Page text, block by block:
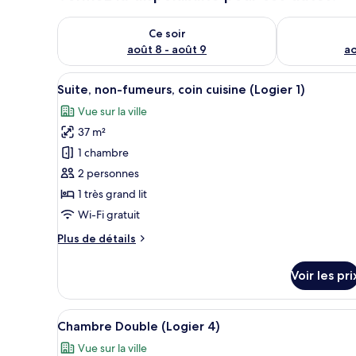
Ce soir
août 8 - août 9
Vérifier la disponibilité pour ce soir août 8 - août 9
Vérifier la
Afficher
toutes
les
photos
pour
ce
type
de
chambre :
Suite,
coin
cuisine
(Logier
Suite, non-fumeurs, coin
6
Suite, non-fumeurs, coin cuisine (Logier 1)
Vue sur la ville
37 m²
1 chambre
2 personnes
1 très grand lit
Wi-Fi gratuit
Plus de détails
Plus
le
type
de
Suite,
Voir les
Afficher
toutes
Chambre Double (Logier 4) |
4
Chambre Double (Logier 4)
Vue sur la ville